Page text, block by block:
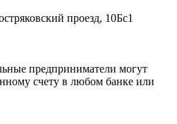
проезд, 10Бс1
предприниматели могут
счету в любом банке или